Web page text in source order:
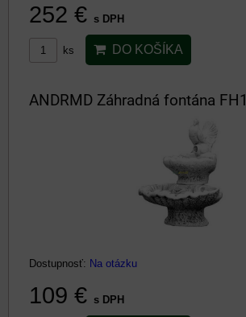
252 € s DPH
ks DO KOŠÍKA
ANDRMD Záhradná fontána FH1
Dostupnosť: Na otázku
109 € s DPH